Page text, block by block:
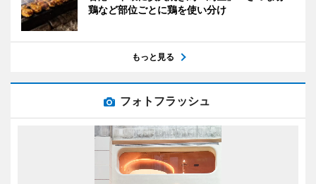
鶏など部位ごとに鶏を使い分け
もっと見る
フォトフラッシュ